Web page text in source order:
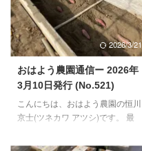
レビ系列で放送されるシューイチ
という番組内で、おはよう農園を
取り上げていただくことになりま
した。 番組は、AM5:55~AM9:25
ですが、8:40前後ぐらいに出るそ
うです（ドキドキ）。 【鶏さん
と周辺のご様子】 おかげで、鶏
さんたちの活動時間が長くなり、
食欲も増えてきました。卵も徐々
2026/3/21
おはよう農園通信ー 2026年
3月10日発行 (No.521)
こんにちは、おはよう農園の恒川
京士(ツネカワ アツシ)です。 最
代、半導体製造にかかわる業界で